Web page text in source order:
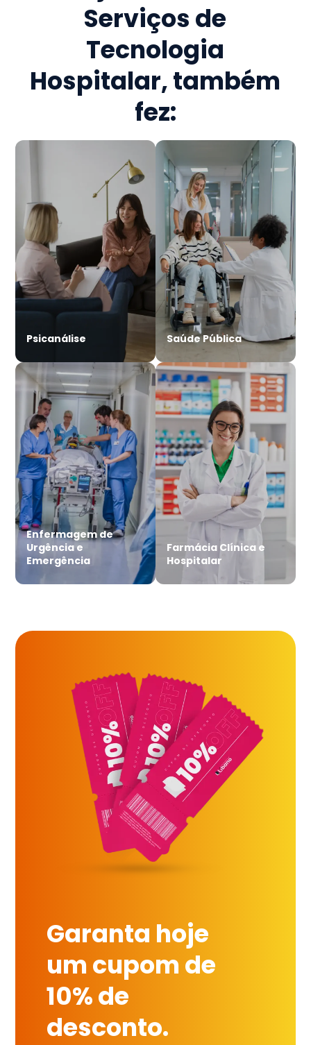
Serviços de
Tecnologia
Hospitalar, também
fez:
Psicanálise Saúde Pública
Enfermagem de
Urgência e
Emergência
Farmácia Clínica e
Hospitalar
Garanta hoje
um cupom de
10% de
desconto.